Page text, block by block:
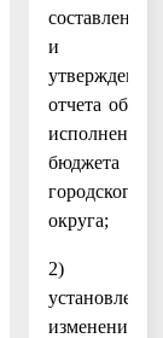
составление
и
утверждение
отчета об
исполнении
бюджета
городского
округа;
2)
установление,
изменение